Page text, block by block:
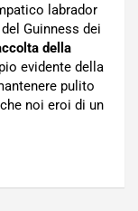
labrador
Guinness dei
della
evidente della
pulito
noi eroi di un